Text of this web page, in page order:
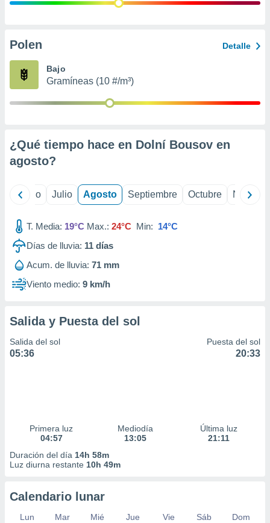
e
publicidad
Polen Detalle
Bajo
Gramíneas (10 #/m³)
¿Qué tiempo hace en Dolní Bousov en
agosto?
Junio Julio Agosto Septiembre Octubre
T. Media: 19°C Max.: 24°C Min: 14°C
Días de lluvia: 11 días
Acum. de lluvia: 71 mm
Viento medio: 9 km/h
Salida y Puesta del sol
Salida del sol
05:36
Puesta del sol
20:33
Primera luz
04:57
Mediodía
13:05
Última luz
21:11
Duración del día 14h 58m
Luz diurna restante 10h 49m
Calendario lunar
Lun Mar Mié Jue Vie Sáb
Dom